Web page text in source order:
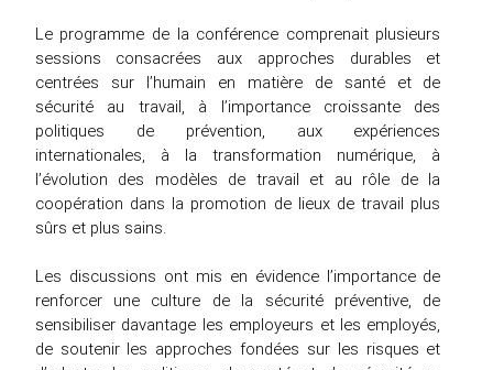
Le programme de la conférence comprenait plusieurs
sessions consacrées aux approches durables et
centrées sur l’humain en matière de santé et de
sécurité au travail, à l’importance croissante des
politiques de prévention, aux expériences
internationales, à la transformation numérique, à
l’évolution des modèles de travail et au rôle de la
coopération dans la promotion de lieux de travail plus
sûrs et plus sains.
Les discussions ont mis en évidence l’importance de
renforcer une culture de la sécurité préventive, de
sensibiliser davantage les employeurs et les employés,
de soutenir les approches fondées sur les risques et